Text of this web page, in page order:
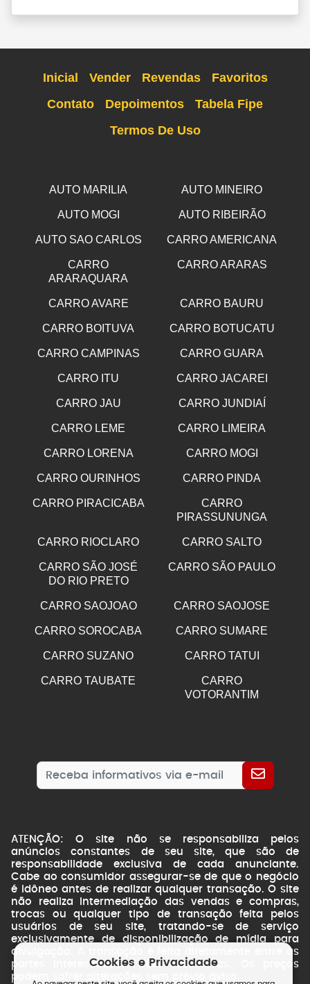
Inicial Vender Revendas
Favoritos
Contato
Depoimentos
Tabela Fipe
Termos De Uso
AUTO MARILIA AUTO MINEIRO
AUTO MOGI AUTO RIBEIRÃO
AUTO SAO CARLOS CARRO AMERICANA
CARRO
ARARAQUARA
CARRO ARARAS
CARRO AVARE CARRO BAURU
CARRO BOITUVA CARRO BOTUCATU
CARRO CAMPINAS CARRO GUARA
CARRO ITU CARRO JACAREI
CARRO JAU CARRO JUNDIAÍ
CARRO LEME CARRO LIMEIRA
CARRO LORENA CARRO MOGI
CARRO OURINHOS CARRO PINDA
CARRO PIRACICABA
CARRO
PIRASSUNUNGA
CARRO RIOCLARO CARRO SALTO
CARRO SÃO JOSÉ
DO RIO PRETO
CARRO SÃO PAULO
CARRO SAOJOAO CARRO SAOJOSE
CARRO SOROCABA CARRO SUMARE
CARRO SUZANO CARRO TATUI
CARRO TAUBATE
CARRO
VOTORANTIM
ATENÇÃO: O site não se responsabiliza pelos
anúncios constantes de seu site, que são de
responsabilidade exclusiva de cada anunciante.
Cabe ao consumidor assegurar-se de que o negócio
é idôneo antes de realizar qualquer transação. O site
não realiza intermediação das vendas e compras,
trocas ou qualquer tipo de transação feita pelos
usuários de seu site, tratando-se de serviço
exclusivamente de disponibilização de mídia para
divulgação. A transação é feita diretamente entre as
partes interessadas. Fotos ilustrativas. Os preços
podem sofrer alterações sem prévio aviso.
Cookies e Privacidade